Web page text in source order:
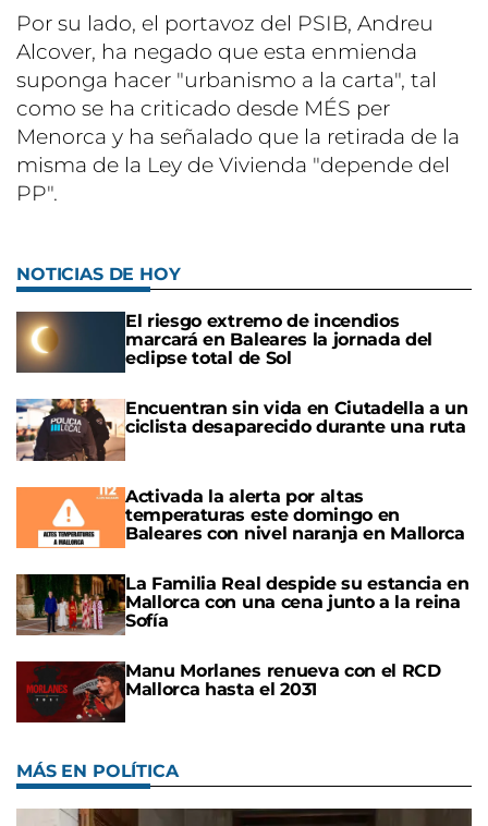
Por su lado, el portavoz del PSIB, Andreu
Alcover, ha negado que esta enmienda
suponga hacer "urbanismo a la carta", tal
como se ha criticado desde MÉS per
Menorca y ha señalado que la retirada de la
misma de la Ley de Vivienda "depende del
PP".
NOTICIAS DE HOY
El riesgo extremo de incendios
marcará en Baleares la jornada del
eclipse total de Sol
Encuentran sin vida en Ciutadella a un
ciclista desaparecido durante una ruta
Activada la alerta por altas
temperaturas este domingo en
Baleares con nivel naranja en Mallorca
La Familia Real despide su estancia en
Mallorca con una cena junto a la reina
Sofía
Manu Morlanes renueva con el RCD
Mallorca hasta el 2031
MÁS EN POLÍTICA